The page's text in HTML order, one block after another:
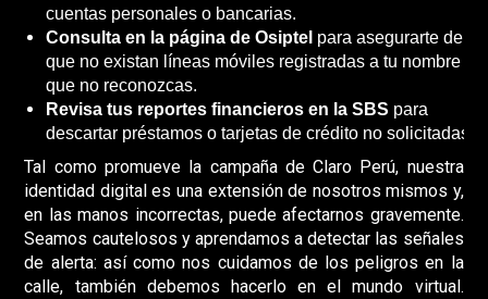
cuentas personales o bancarias.
Consulta en la página de Osiptel para asegurarte de
que no existan líneas móviles registradas a tu nombre
que no reconozcas.
Revisa tus reportes financieros en la SBS para
descartar préstamos o tarjetas de crédito no solicitadas.
Tal como promueve la campaña de Claro Perú, nuestra
identidad digital es una extensión de nosotros mismos y,
en las manos incorrectas, puede afectarnos gravemente.
Seamos cautelosos y aprendamos a detectar las señales
de alerta: así como nos cuidamos de los peligros en la
calle, también debemos hacerlo en el mundo virtual.